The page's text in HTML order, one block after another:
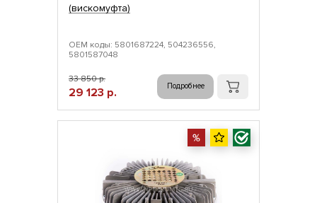
(вискомуфта)
ОЕМ коды: 5801687224, 504236556,
5801587048
33 850 р.
29 123 р. Подробнее